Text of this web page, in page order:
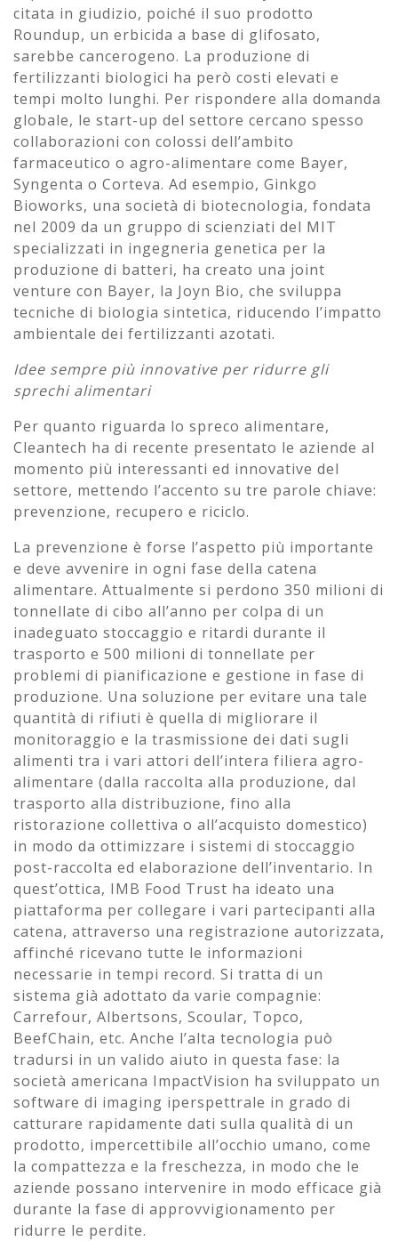
citata in giudizio, poiché il suo prodotto
Roundup, un erbicida a base di glifosato,
sarebbe cancerogeno. La produzione di
fertilizzanti biologici ha però costi elevati e
tempi molto lunghi. Per rispondere alla domanda
globale, le start-up del settore cercano spesso
collaborazioni con colossi dell’ambito
farmaceutico o agro-alimentare come Bayer,
Syngenta o Corteva. Ad esempio, Ginkgo
Bioworks, una società di biotecnologia, fondata
nel 2009 da un gruppo di scienziati del MIT
specializzati in ingegneria genetica per la
produzione di batteri, ha creato una joint
venture con Bayer, la Joyn Bio, che sviluppa
tecniche di biologia sintetica, riducendo l’impatto
ambientale dei fertilizzanti azotati.
Idee sempre più innovative per ridurre gli
sprechi alimentari
Per quanto riguarda lo spreco alimentare,
Cleantech ha di recente presentato le aziende al
momento più interessanti ed innovative del
settore, mettendo l’accento su tre parole chiave:
prevenzione, recupero e riciclo.
La prevenzione è forse l’aspetto più importante
e deve avvenire in ogni fase della catena
alimentare. Attualmente si perdono 350 milioni di
tonnellate di cibo all’anno per colpa di un
inadeguato stoccaggio e ritardi durante il
trasporto e 500 milioni di tonnellate per
problemi di pianificazione e gestione in fase di
produzione. Una soluzione per evitare una tale
quantità di rifiuti è quella di migliorare il
monitoraggio e la trasmissione dei dati sugli
alimenti tra i vari attori dell’intera filiera agro-
alimentare (dalla raccolta alla produzione, dal
trasporto alla distribuzione, fino alla
ristorazione collettiva o all’acquisto domestico)
in modo da ottimizzare i sistemi di stoccaggio
post-raccolta ed elaborazione dell’inventario. In
quest’ottica, IMB Food Trust ha ideato una
piattaforma per collegare i vari partecipanti alla
catena, attraverso una registrazione autorizzata,
affinché ricevano tutte le informazioni
necessarie in tempi record. Si tratta di un
sistema già adottato da varie compagnie:
Carrefour, Albertsons, Scoular, Topco,
BeefChain, etc. Anche l’alta tecnologia può
tradursi in un valido aiuto in questa fase: la
società americana ImpactVision ha sviluppato un
software di imaging iperspettrale in grado di
catturare rapidamente dati sulla qualità di un
prodotto, impercettibile all’occhio umano, come
la compattezza e la freschezza, in modo che le
aziende possano intervenire in modo efficace già
durante la fase di approvvigionamento per
ridurre le perdite.